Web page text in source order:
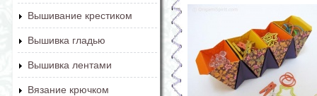
Вышивание крестиком
Вышивка гладью
Вышивка лентами
Вязание крючком